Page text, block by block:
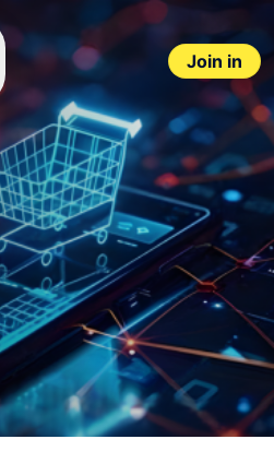
Join in